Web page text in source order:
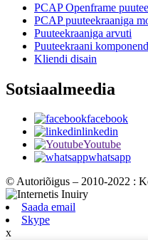
PCAP Openframe
PCAP puuteekraaniga
Puuteekraaniga arvuti
Puuteekraani
Kliendi disain
Sotsiaalmeedia
facebook
linkedin
Youtube
whatsapp
© Autoriõigus – 2010-2022 :
Saada email
Skype
x